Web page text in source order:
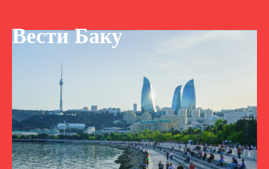
Вести Баку